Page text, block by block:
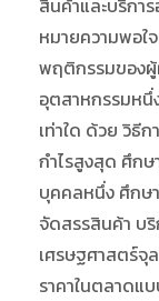
หมายความพอใ
พฤติกรรมของผู้
อุตสาหกรรมหนึ่
เท่าใด ด้วย วิธีก
กำไรสูงสุด ศึก
บุคคลหนึ่ง ศึกษา
จัดสรรสินค้า บริ
เศรษฐศาสตร์จุ
ราคาในตลาดแ